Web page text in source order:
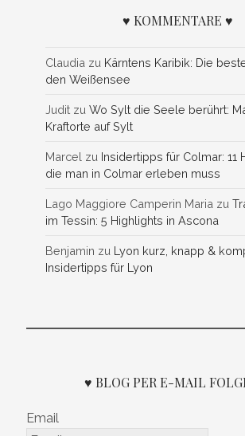
♥ KOMMENTARE ♥
Claudia zu Kärntens Karibik: Die
den Weißensee
Judit zuWo Sylt die Seele berührt:
Kraftorte auf Sylt
Marcel zu Insidertipps für Colmar: 11
die man in Colmar erleben muss
Lago Maggiore Camperin Maria zu
im Tessin: 5 Highlights in Ascona
Benjamin zu Lyon kurz, knapp &
Insidertipps für Lyon
♥ BLOG PER E-MAIL
Email